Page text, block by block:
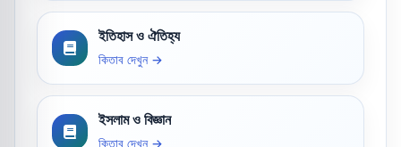
ইতিহাস ও ঐতিহ্য
কিতাব দেখুন →
ইসলাম ও বিজ্ঞান
কিতাব দেখুন →